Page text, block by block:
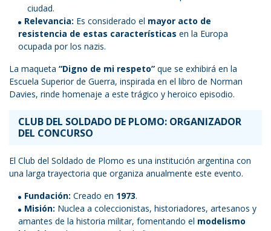
ciudad.
Relevancia: Es considerado el mayor acto de
resistencia de estas características en la Europa
ocupada por los nazis.
La maqueta “Digno de mi respeto” que se exhibirá en la
Escuela Superior de Guerra, inspirada en el libro de Norman
Davies, rinde homenaje a este trágico y heroico episodio.
CLUB DEL SOLDADO DE PLOMO: ORGANIZADOR
DEL CONCURSO
El Club del Soldado de Plomo es una institución argentina con
una larga trayectoria que organiza anualmente este evento.
Fundación: Creado en 1973.
Misión: Nuclea a coleccionistas, historiadores, artesanos y
amantes de la historia militar, fomentando el modelismo